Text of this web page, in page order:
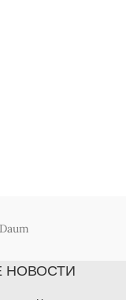
Daum
НОВОСТИ